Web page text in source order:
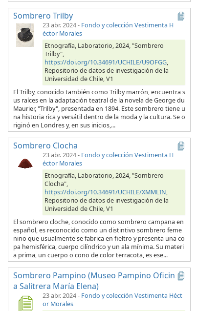
Sombrero Trilby
23 abr. 2024- Fondo y colección Vestimenta H
éctor Morales
Etnografía, Laboratorio, 2024, "Sombrero
Trilby",
https://doi.org/10.34691/UCHILE/U9OFGG,
Repositorio de datos de investigación de la
Universidad de Chile, V1
El Trilby, conocido también como Trilby marrón, encuentra s
us raíces en la adaptación teatral de la novela de George du
Maurier, "Trilby", presentada en 1894. Este sombrero tiene u
na historia rica y versátil dentro de la moda y la cultura. Se o
riginó en Londres y, en sus inicios,...
Sombrero Clocha
23 abr. 2024- Fondo y colección Vestimenta H
éctor Morales
Etnografía, Laboratorio, 2024, "Sombrero
Clocha",
https://doi.org/10.34691/UCHILE/XMMLIN,
Repositorio de datos de investigación de la
Universidad de Chile, V1
El sombrero cloche, conocido como sombrero campana en
español, es reconocido como un distintivo sombrero feme
nino que usualmente se fabrica en fieltro y presenta una co
pa hemisférica, cuerpo cilíndrico y un ala mínima. Su materi
a prima, un cuerpo o cono de color terracota, es ese...
Sombrero Pampino (Museo Pampino Oficin
a Salitrera María Elena)
23 abr. 2024- Fondo y colección Vestimenta Héct
or Morales